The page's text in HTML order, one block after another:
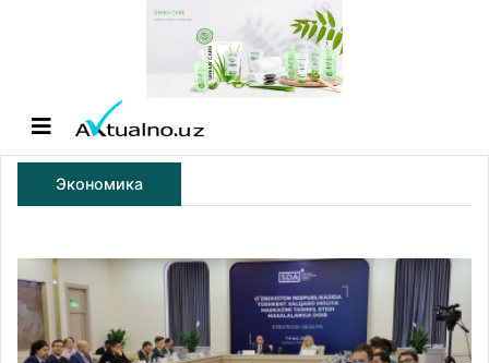
Экономика